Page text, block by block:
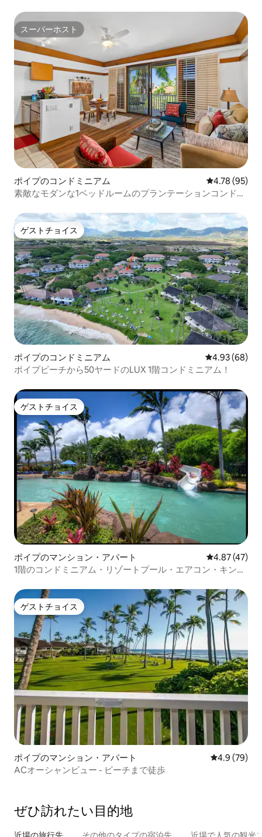
スーパーホスト
スーパーホスト
ポイプのコンドミニアム レビュー95
4.78 (95)
素敵なモダンな1ベッドルームのプランテーションコンドミ
ゲストチョイス
ゲストチョイス
ポイプのコンドミニアム レビュー68
4.93 (68)
ポイプビーチから50ヤードのLUX 1階コンドミニアム！
ゲストチョイス
ゲストチョイス
ポイプのマンション・アパート レビュー47
4.87 (47)
1階のコンドミニアム・リゾートプール・エアコン・キング
ゲストチョイス
ゲストチョイス
ポイプのマンション・アパート レビュー79
4.9 (79)
ACオーシャンビュー - ビーチまで徒歩
ぜひ訪⁠れ⁠た⁠い目⁠的⁠地